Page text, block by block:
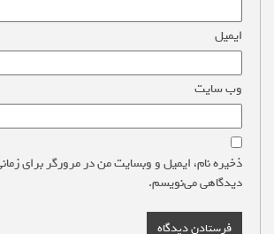
ایمیل
وب‌ سایت
ذخیره نام، ایمیل و وبسایت من در مرورگر برای
دیدگاهی می‌نویسم.